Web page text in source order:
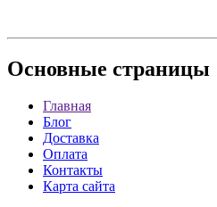
Основные страницы
Главная
Блог
Доставка
Оплата
Контакты
Карта сайта